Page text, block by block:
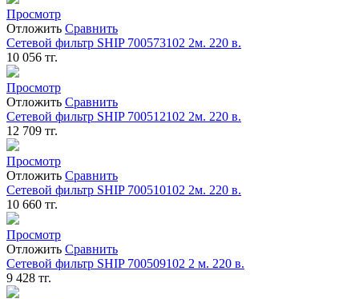
Просмотр
Отложить Сравнить
Сетевой фильтр SHIP 700573102 2м. 220 в.
10 056 тг.
Просмотр
Отложить Сравнить
Сетевой фильтр SHIP 700512102 2м. 220 в.
12 709 тг.
Просмотр
Отложить Сравнить
Сетевой фильтр SHIP 700510102 2м. 220 в.
10 660 тг.
Просмотр
Отложить Сравнить
Сетевой фильтр SHIP 700509102 2 м. 220 в.
9 428 тг.